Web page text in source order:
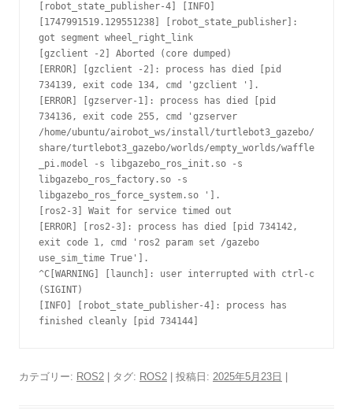
[robot_state_publisher-4] [INFO]
[1747991519.129551238] [robot_state_publisher]:
got segment wheel_right_link
[gzclient -2] Aborted (core dumped)
[ERROR] [gzclient -2]: process has died [pid
734139, exit code 134, cmd 'gzclient '].
[ERROR] [gzserver-1]: process has died [pid
734136, exit code 255, cmd 'gzserver
/home/ubuntu/airobot_ws/install/turtlebot3_gazebo/
share/turtlebot3_gazebo/worlds/empty_worlds/waffle
_pi.model -s libgazebo_ros_init.so -s
libgazebo_ros_factory.so -s
libgazebo_ros_force_system.so '].
[ros2-3] Wait for service timed out
[ERROR] [ros2-3]: process has died [pid 734142,
exit code 1, cmd 'ros2 param set /gazebo
use_sim_time True'].
^C[WARNING] [launch]: user interrupted with ctrl-c
(SIGINT)
[INFO] [robot_state_publisher-4]: process has
finished cleanly [pid 734144]
カテゴリー: ROS2 | タグ: ROS2 | 投稿日: 2025年5月23日